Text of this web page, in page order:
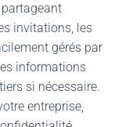
invitations, les
gérés par
informations
si nécessaire.
entreprise,